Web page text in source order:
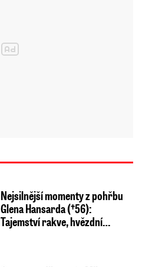
Nejsilnější momenty z pohřbu
Glena Hansarda (†56):
Tajemství rakve, hvězdní…